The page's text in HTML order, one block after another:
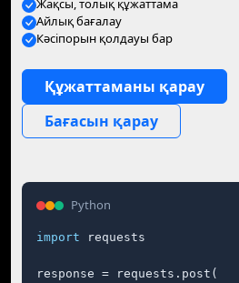
Жақсы, толық құжаттама
Айлық бағалау
Кәсіпорын қолдауы бар
Құжаттаманы қарау
Бағасын қарау
Python
import requests
response = requests.post(